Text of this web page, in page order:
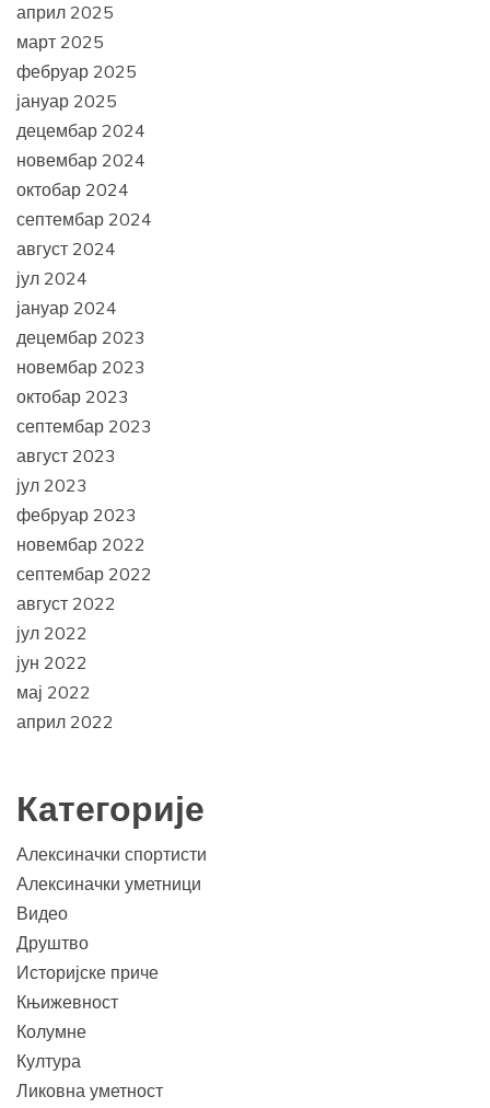
април 2025
март 2025
фебруар 2025
јануар 2025
децембар 2024
новембар 2024
октобар 2024
септембар 2024
август 2024
јул 2024
јануар 2024
децембар 2023
новембар 2023
октобар 2023
септембар 2023
август 2023
јул 2023
фебруар 2023
новембар 2022
септембар 2022
август 2022
јул 2022
јун 2022
мај 2022
април 2022
Категорије
Алексиначки спортисти
Алексиначки уметници
Видео
Друштво
Историјске приче
Књижевност
Колумне
Култура
Ликовна уметност